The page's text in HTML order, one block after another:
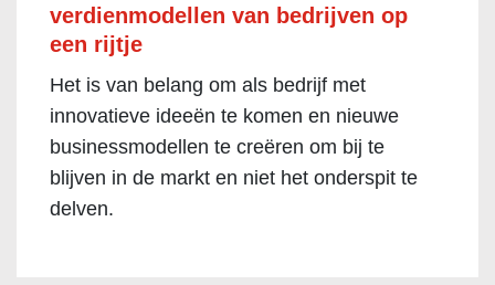
verdienmodellen van bedrijven op
een rijtje
Het is van belang om als bedrijf met
innovatieve ideeën te komen en nieuwe
businessmodellen te creëren om bij te
blijven in de markt en niet het onderspit te
delven.